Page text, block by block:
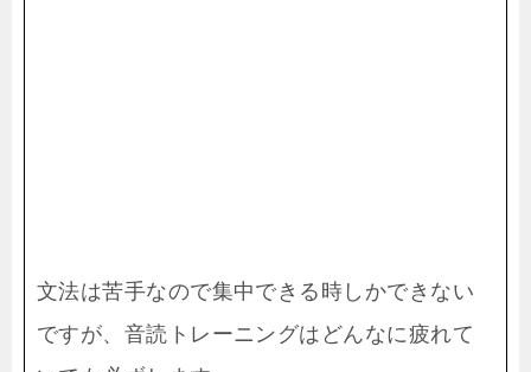
文法は苦手なので集中できる時しかできない
ですが、音読トレーニングはどんなに疲れて